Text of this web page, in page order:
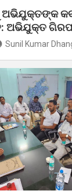
ଅଭିଯୁକ୍ତ
Sunil Kumar